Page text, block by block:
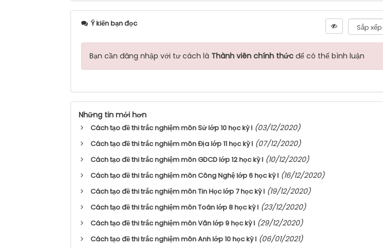
Ý kiến bạn đọc
Bạn cần đăng nhập với tư cách là Thành viên chính thức để có thể bình luận
Những tin mới hơn
Cách tạo đề thi trắc nghiệm môn Sử lớp 10 học kỳ I (03/12/2020)
Cách tạo đề thi trắc nghiệm môn Địa lớp 11 học kỳ I (07/12/2020)
Cách tạo đề thi trắc nghiệm môn GDCD lớp 12 học kỳ I (10/12/2020)
Cách tạo đề thi trắc nghiệm môn Công Nghệ lớp 6 học kỳ I (16/12/2020)
Cách tạo đề thi trắc nghiệm môn Tin Học lớp 7 học kỳ I (19/12/2020)
Cách tạo đề thi trắc nghiệm môn Toán lớp 8 học kỳ I (23/12/2020)
Cách tạo đề thi trắc nghiệm môn Văn lớp 9 học kỳ I (29/12/2020)
Cách tạo đề thi trắc nghiệm môn Anh lớp 10 học kỳ I (06/01/2021)